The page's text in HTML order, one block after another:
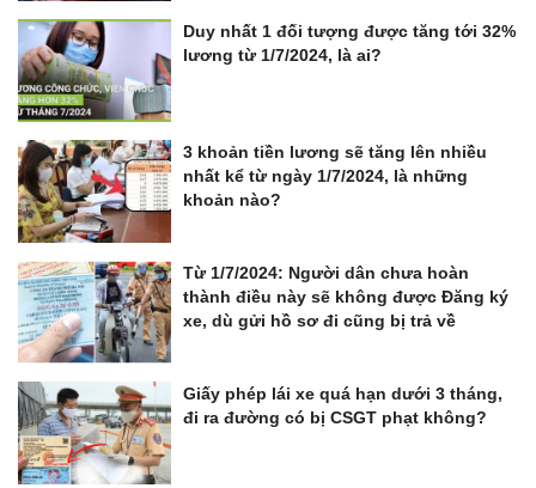
Duy nhất 1 đối tượng được tăng tới 32%
lương từ 1/7/2024, là ai?
3 khoản tiền lương sẽ tăng lên nhiều
nhất kể từ ngày 1/7/2024, là những
khoản nào?
Từ 1/7/2024: Người dân chưa hoàn
thành điều này sẽ không được Đăng ký
xe, dù gửi hồ sơ đi cũng bị trả về
Giấy phép lái xe quá hạn dưới 3 tháng,
đi ra đường có bị CSGT phạt không?